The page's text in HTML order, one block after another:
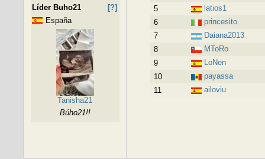
Líder Buho21
[?]
España
Tanisha21
Búho21!!
5
latios1
6
princesito
7
Daiana2013
8
MToRo
9
LoNen
10
payassa
11
ailoviu